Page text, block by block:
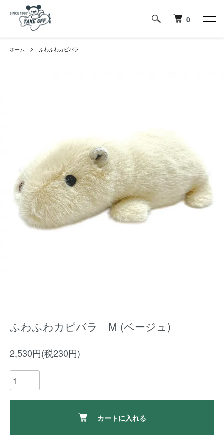
0
ホーム ふわふわカピバラ
ふわふわカピバラ M (ベージュ)
2,530円(税230円)
カートに入れる